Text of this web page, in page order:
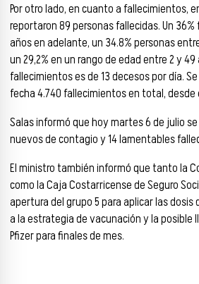
Por otro lado, en cuanto a fallecimientos,
reportaron 89 personas fallecidas. Un
años en adelante, un 34.8% personas
un 29,2% en un rango de edad entre 2 y
fallecimientos es de 13 decesos por día.
fecha 4.740 fallecimientos en total, desde
Salas informó que hoy martes 6 de julio
nuevos de contagio y 14 lamentables
El ministro también informó que tanto la
como la Caja Costarricense de Seguro
apertura del grupo 5 para aplicar las
a la estrategia de vacunación y la posible
Pfizer para finales de mes.